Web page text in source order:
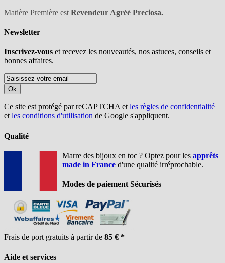
Matière Première est Revendeur Agréé Preciosa.
Newsletter
Inscrivez-vous et recevez les nouveautés, nos astuces, conseils et
bonnes affaires.
Ok
Ce site est protégé par reCAPTCHA etles règles de confidentialité
etles conditions d'utilisation de Google s'appliquent.
Qualité
Marre des bijoux en toc ? Optez pour les apprêts
made in France d'une qualité irréprochable.
Modes de paiement Sécurisés
Frais de port gratuits à partir de 85 € *
Aide et services